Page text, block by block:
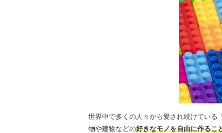
世界中で多くの人々から愛され続けている
物や建物などの好きなモノを自由に作るこ